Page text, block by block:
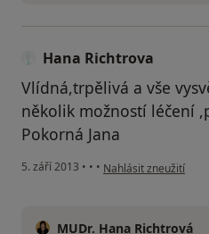
Hana Richtrova
Vlídná,trpělivá a vše
několik možností léčení
Pokorná Jana
5. září 2013 • • • podle názoru
Nahlásit zneužití
MUDr. Hana Richtrová